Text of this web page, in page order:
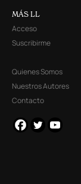
MÁS LL
Acceso
Suscribirme
Quienes Somos
Nuestros Autores
Contacto